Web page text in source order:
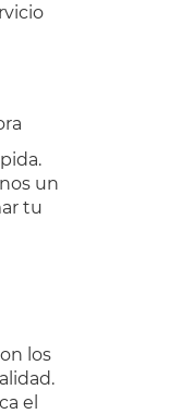
un
tu
los
el